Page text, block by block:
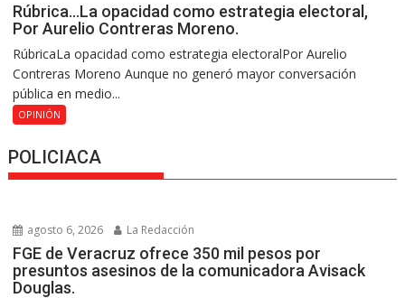
Rúbrica…La opacidad como estrategia electoral,
Por Aurelio Contreras Moreno.
RúbricaLa opacidad como estrategia electoralPor Aurelio
Contreras Moreno Aunque no generó mayor conversación
pública en medio...
OPINIÓN
POLICIACA
agosto 6, 2026 La Redacción
FGE de Veracruz ofrece 350 mil pesos por
presuntos asesinos de la comunicadora Avisack
Douglas.